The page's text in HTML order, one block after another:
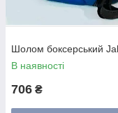
Шолом боксерський
В наявності
706 ₴